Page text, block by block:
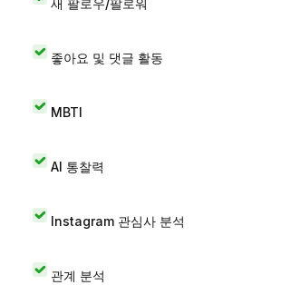
좋아요 및 댓글 활동
MBTI
AI 통찰력
Instagram 관심사 분석
관계 분석